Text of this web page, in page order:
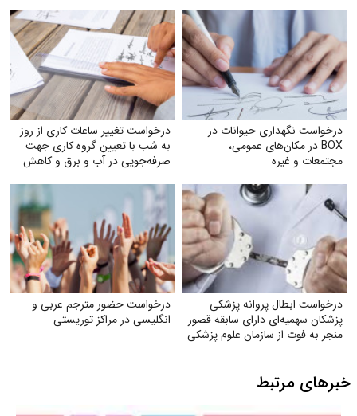
درخواست نگهداری حیوانات در
BOX در مکان‌های عمومی،
مجتمعات و غیره
درخواست تغییر ساعات کاری از روز
به شب با تعیین گروه کاری جهت
صرفه‌جویی در آب و برق و کاهش
درخواست ابطال پروانه پزشکی
پزشکان سهمیه‌ای دارای سابقه قصور
منجر به فوت از سازمان علوم پزشکی
درخواست حضور مترجم عربی و
انگلیسی در مراکز توریستی
خبرهای مرتبط